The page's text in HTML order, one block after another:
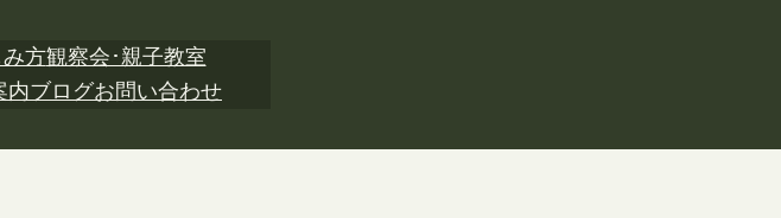
方観察会･親子教室
内ブログお問い合わせ